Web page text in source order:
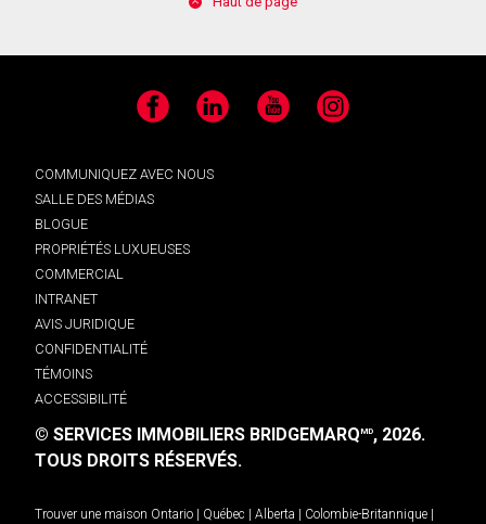
Facebook LinkedIn YouTube Instagram
COMMUNIQUEZ AVEC NOUS
SALLE DES MÉDIAS
BLOGUE
PROPRIÉTÉS LUXUEUSES
COMMERCIAL
INTRANET
AVIS JURIDIQUE
CONFIDENTIALITÉ
TÉMOINS
ACCESSIBILITÉ
© SERVICES IMMOBILIERS BRIDGEMARQMD, 2026.
TOUS DROITS RÉSERVÉS.
Trouver une maison Ontario Québec Alberta Colombie-Britannique